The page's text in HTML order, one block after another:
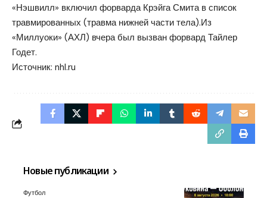
«Нэшвилл» включил форварда Крэйга Смита в список
травмированных (травма нижней части тела).Из
«Миллуоки» (АХЛ) вчера был вызван форвард Тайлер
Годет.
Источник: nhl.ru
Новые публикации
Футбол